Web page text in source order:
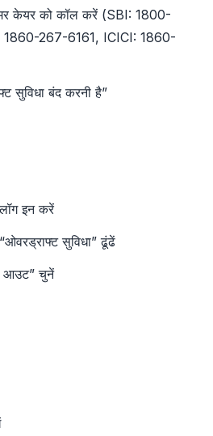
केयर को कॉल करें (SBI: 1800-
1860-267-6161, ICICI: 1860-
सुविधा बंद करनी है”
इन करें
सुविधा” ढूंढें
आउट” चुनें